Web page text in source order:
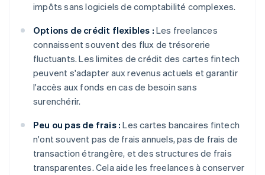
impôts sans logiciels de comptabilité complexes.
Options de crédit flexibles : Les freelances
connaissent souvent des flux de trésorerie
fluctuants. Les limites de crédit des cartes fintech
peuvent s'adapter aux revenus actuels et garantir
l'accès aux fonds en cas de besoin sans
surenchérir.
Peu ou pas de frais : Les cartes bancaires fintech
n'ont souvent pas de frais annuels, pas de frais de
transaction étrangère, et des structures de frais
transparentes. Cela aide les freelances à conserver